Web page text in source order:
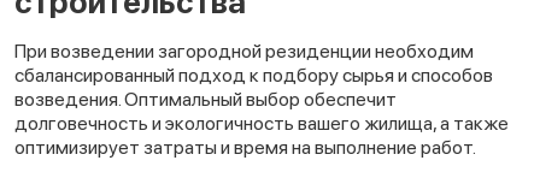
При возведении загородной резиденции необходим
сбалансированный подход к подбору сырья и способов
возведения. Оптимальный выбор обеспечит
долговечность и экологичность вашего жилища, а также
оптимизирует затраты и время на выполнение работ.